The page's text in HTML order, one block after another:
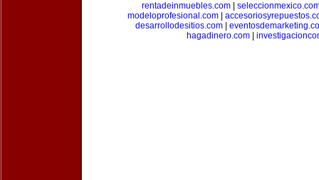
rentadeinmuebles.com
modeloprofesional.com|
desarrollodesitios.com|
hagadinero.com|